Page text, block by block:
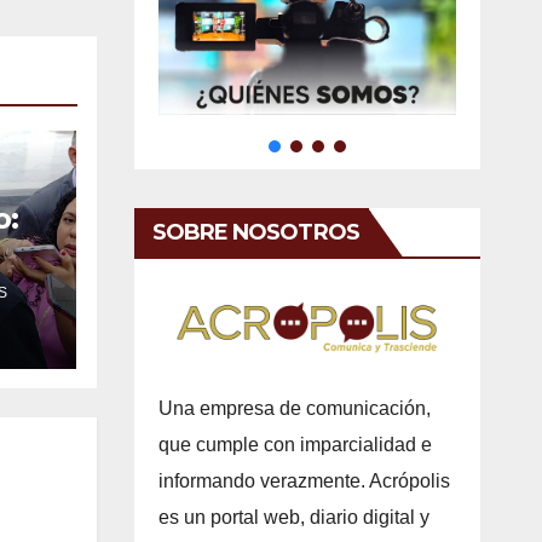
SOBRE NOSOTROS
Una empresa de comunicación,
que cumple con imparcialidad e
informando verazmente. Acrópolis
es un portal web, diario digital y